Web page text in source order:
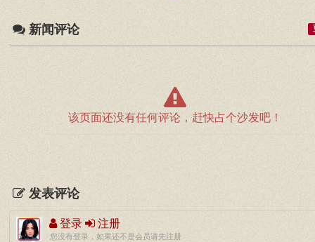
新闻评论
该页面还没有任何评论，赶快占个沙发吧！
发表评论
登录 注册
您没有登录，如果还不是会员请先注册